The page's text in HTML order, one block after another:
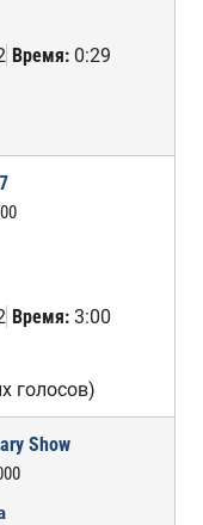
Время:0:29
Время:3:00
голосов)
Show